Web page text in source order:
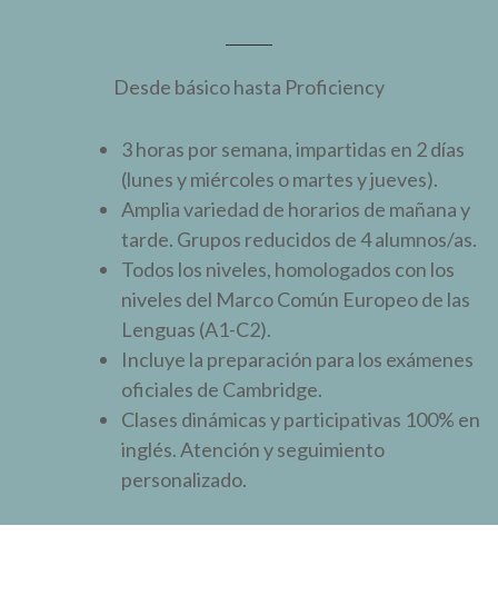
Desde básico hasta Proficiency
3 horas por semana, impartidas en 2 días
(lunes y miércoles o martes y jueves).
Amplia variedad de horarios de mañana y
tarde. Grupos reducidos de 4 alumnos/as.
Todos los niveles, homologados con los
niveles del Marco Común Europeo de las
Lenguas (A1-C2).
Incluye la preparación para los exámenes
oficiales de Cambridge.
Clases dinámicas y participativas 100% en
inglés. Atención y seguimiento
personalizado.